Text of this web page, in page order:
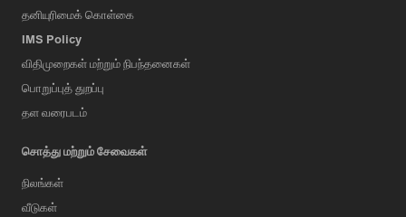
தனியுரிமைக் கொள்கை
IMS Policy
விதிமுறைகள் மற்றும் நிபந்தனைகள்
பொறுப்புத் துறப்பு
தள வரைபடம்
சொத்து மற்றும் சேவைகள்
நிலங்கள்
வீடுகள்